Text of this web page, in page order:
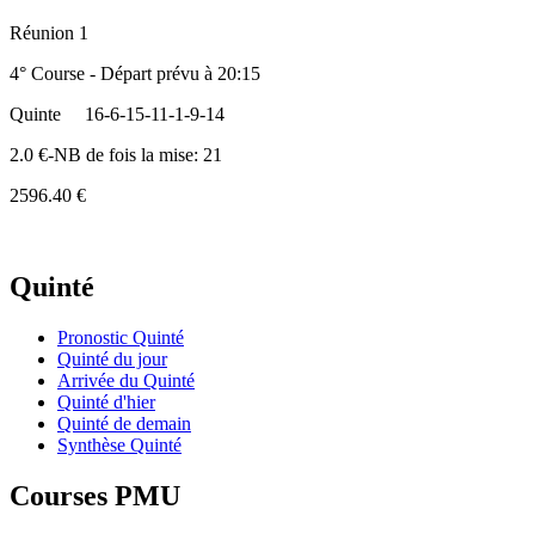
Réunion 1
4° Course - Départ prévu à 20:15
Quinte
16-6-15-11-1-9-14
2.0 €-NB de fois la mise: 21
2596.40 €
Quinté
Pronostic Quinté
Quinté du jour
Arrivée du Quinté
Quinté d'hier
Quinté de demain
Synthèse Quinté
Courses PMU